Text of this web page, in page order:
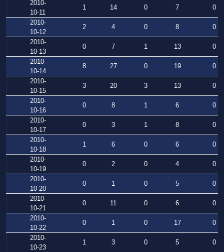
2010-
10-11
1 14 0 7
0
2010-
10-12
2 4 0 8
0
2010-
10-13
0 7 1 13
0
2010-
10-14
8 27 0 19
0
2010-
10-15
3 20 3 13
0
2010-
10-16
0 8 1 6
0
2010-
10-17
0 3 1 8
0
2010-
10-18
1 6 0 6
0
2010-
10-19
0 2 0 4
0
2010-
10-20
0 1 0 5
0
2010-
10-21
0 11 0 6
0
2010-
10-22
0 1 0 17
0
2010-
10-23
1 3 0 5
0